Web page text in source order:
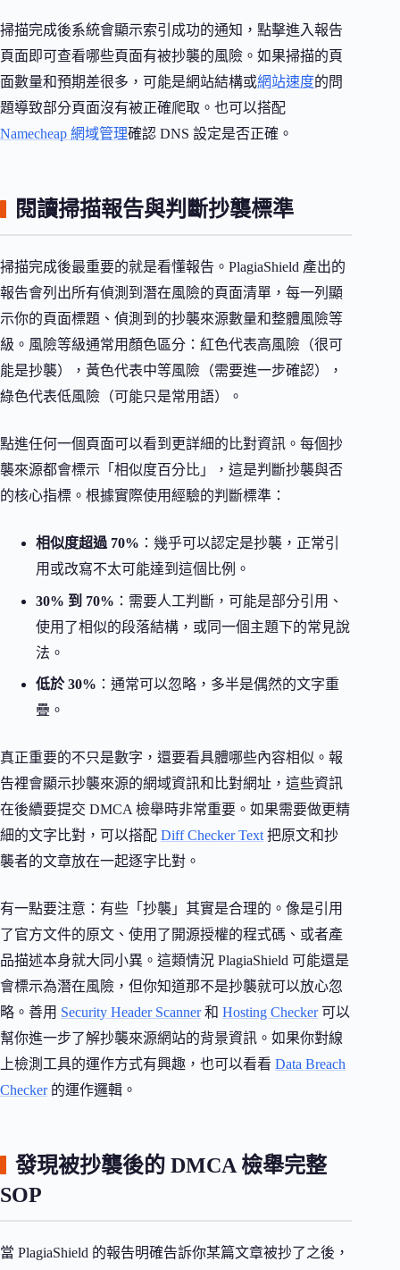
掃描完成後系統會顯示索引成功的通知，點擊進入報告
頁面即可查看哪些頁面有被抄襲的風險。如果掃描的頁
面數量和預期差很多，可能是網站結構或網站速度的問
題導致部分頁面沒有被正確爬取。也可以搭配
Namecheap 網域管理確認 DNS 設定是否正確。
閱讀掃描報告與判斷抄襲標準
掃描完成後最重要的就是看懂報告。PlagiaShield 產出的
報告會列出所有偵測到潛在風險的頁面清單，每一列顯
示你的頁面標題、偵測到的抄襲來源數量和整體風險等
級。風險等級通常用顏色區分：紅色代表高風險（很可
能是抄襲），黃色代表中等風險（需要進一步確認），
綠色代表低風險（可能只是常用語）。
點進任何一個頁面可以看到更詳細的比對資訊。每個抄
襲來源都會標示「相似度百分比」，這是判斷抄襲與否
的核心指標。根據實際使用經驗的判斷標準：
相似度超過 70% ：幾乎可以認定是抄襲，正常引
用或改寫不太可能達到這個比例。
30% 到 70% ：需要人工判斷，可能是部分引用、
使用了相似的段落結構，或同一個主題下的常見說
法。
低於 30% ：通常可以忽略，多半是偶然的文字重
疊。
真正重要的不只是數字，還要看具體哪些內容相似。報
告裡會顯示抄襲來源的網域資訊和比對網址，這些資訊
在後續要提交 DMCA 檢舉時非常重要。如果需要做更精
細的文字比對，可以搭配 Diff Checker Text 把原文和抄
襲者的文章放在一起逐字比對。
有一點要注意：有些「抄襲」其實是合理的。像是引用
了官方文件的原文、使用了開源授權的程式碼、或者產
品描述本身就大同小異。這類情況 PlagiaShield 可能還是
會標示為潛在風險，但你知道那不是抄襲就可以放心忽
略。善用 Security Header Scanner和 Hosting Checker可以
幫你進一步了解抄襲來源網站的背景資訊。如果你對線
上檢測工具的運作方式有興趣，也可以看看 Data Breach
Checker的運作邏輯。
發現被抄襲後的 DMCA 檢舉完整
SOP
當 PlagiaShield 的報告明確告訴你某篇文章被抄了之後，